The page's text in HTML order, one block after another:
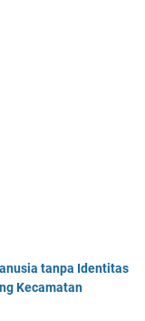
tanpa Identitas
Kecamatan